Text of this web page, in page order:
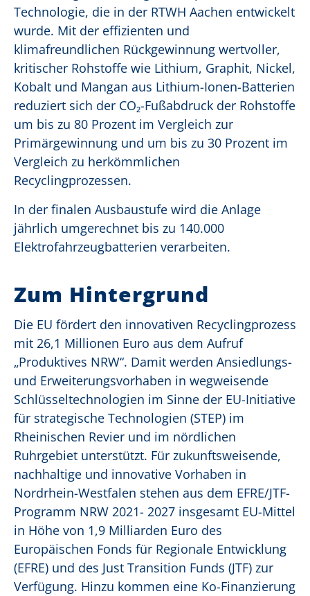
Technologie, die in der RTWH Aachen entwickelt
wurde. Mit der effizienten und
klimafreundlichen Rückgewinnung wertvoller,
kritischer Rohstoffe wie Lithium, Graphit, Nickel,
Kobalt und Mangan aus Lithium-Ionen-Batterien
reduziert sich der CO₂-Fußabdruck der Rohstoffe
um bis zu 80 Prozent im Vergleich zur
Primärgewinnung und um bis zu 30 Prozent im
Vergleich zu herkömmlichen
Recyclingprozessen.
In der finalen Ausbaustufe wird die Anlage
jährlich umgerechnet bis zu 140.000
Elektrofahrzeugbatterien verarbeiten.
Zum Hintergrund
Die EU fördert den innovativen Recyclingprozess
mit 26,1 Millionen Euro aus dem Aufruf
„Produktives NRW“. Damit werden Ansiedlungs-
und Erweiterungsvorhaben in wegweisende
Schlüsseltechnologien im Sinne der EU-Initiative
für strategische Technologien (STEP) im
Rheinischen Revier und im nördlichen
Ruhrgebiet unterstützt. Für zukunftsweisende,
nachhaltige und innovative Vorhaben in
Nordrhein-Westfalen stehen aus dem EFRE/JTF-
Programm NRW 2021- 2027 insgesamt EU-Mittel
in Höhe von 1,9 Milliarden Euro des
Europäischen Fonds für Regionale Entwicklung
(EFRE) und des Just Transition Funds (JTF) zur
Verfügung. Hinzu kommen eine Ko-Finanzierung